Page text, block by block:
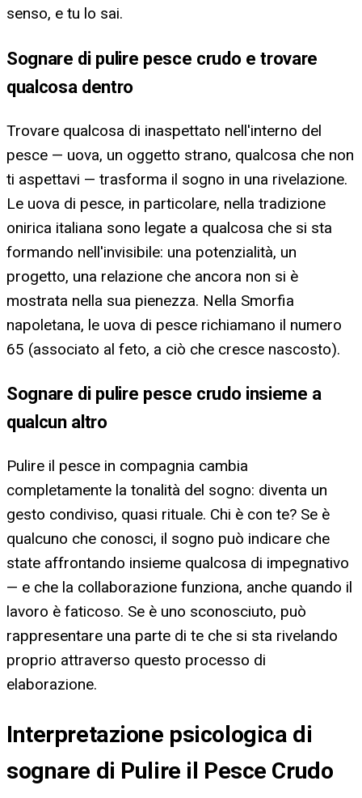
senso, e tu lo sai.
Sognare di pulire pesce crudo e trovare
qualcosa dentro
Trovare qualcosa di inaspettato nell'interno del
pesce — uova, un oggetto strano, qualcosa che non
ti aspettavi — trasforma il sogno in una rivelazione.
Le uova di pesce, in particolare, nella tradizione
onirica italiana sono legate a qualcosa che si sta
formando nell'invisibile: una potenzialità, un
progetto, una relazione che ancora non si è
mostrata nella sua pienezza. Nella Smorfia
napoletana, le uova di pesce richiamano il numero
65 (associato al feto, a ciò che cresce nascosto).
Sognare di pulire pesce crudo insieme a
qualcun altro
Pulire il pesce in compagnia cambia
completamente la tonalità del sogno: diventa un
gesto condiviso, quasi rituale. Chi è con te? Se è
qualcuno che conosci, il sogno può indicare che
state affrontando insieme qualcosa di impegnativo
— e che la collaborazione funziona, anche quando il
lavoro è faticoso. Se è uno sconosciuto, può
rappresentare una parte di te che si sta rivelando
proprio attraverso questo processo di
elaborazione.
Interpretazione psicologica di
sognare di Pulire il Pesce Crudo